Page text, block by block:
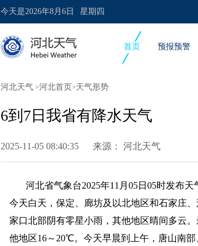
今天是2026年8月6日 星期四
首页 预报预警
河北天气 >河北首页 >天气形势
6到7日我省有降水天气
2025-11-05 08:40:35 来源： 河北天气
河北省气象台2025年11月05日05时发布天
今天白天，保定、廊坊及以北地区和石家庄
家口北部阴有零星小雨，其他地区晴间多云
他地区16～20℃。今天早晨到上午，唐山南